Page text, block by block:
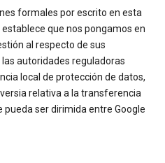
formales por escrito en esta
que nos pongamos en
al respecto de sus
autoridades reguladoras
local de protección de datos,
relativa a la transferencia
pueda ser dirimida entre Google